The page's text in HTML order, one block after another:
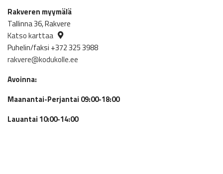
Rakveren myymälä
Tallinna 36, Rakvere
Katso karttaa
Puhelin/faksi +372 325 3988
rakvere@kodukolle.ee
Avoinna:
Maanantai-Perjantai 09:00-18:00
Lauantai 10:00-14:00